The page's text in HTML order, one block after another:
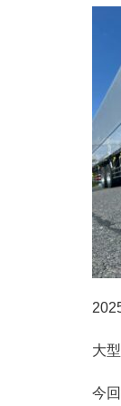
大
今